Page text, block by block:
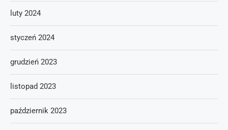
luty 2024
styczeń 2024
grudzień 2023
listopad 2023
październik 2023